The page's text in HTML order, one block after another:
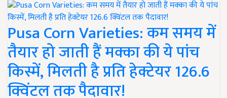
Pusa Corn Varieties: कम समय में
तैयार हो जाती हैं मक्का की ये पांच
किस्में, मिलती है प्रति हेक्टेयर 126.6
क्विंटल तक पैदावार!